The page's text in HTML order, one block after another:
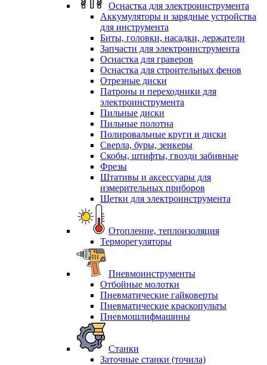
Оснастка для электроинструмента
Аккумуляторы и зарядные устройства
для инструмента
Биты, головки, насадки, держатели
Запчасти для электроинструмента
Оснастка для граверов
Оснастка для строительных фенов
Отрезные диски
Патроны и переходники для
электроинструмента
Пильные диски
Пильные полотна
Полировальные круги и диски
Сверла, буры, зенкеры
Скобы, штифты, гвозди забивные
Фрезы
Штативы и аксессуары для
измерительных приборов
Щетки для электроинструмента
Отопление, теплоизоляция
Терморегуляторы
Пневмоинструменты
Отбойные молотки
Пневматические гайковерты
Пневматические краскопульты
Пневмошлифмашины
Станки
Заточные станки (точила)